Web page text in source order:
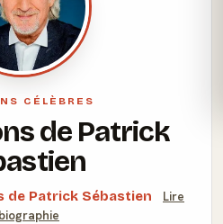
CÉLÈBRES
de Patrick
de Patrick Sébastien
Lire